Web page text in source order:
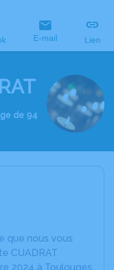
E-mail Lien
de 94
que nous vous
CUADRAT
2024 à Toulouges.